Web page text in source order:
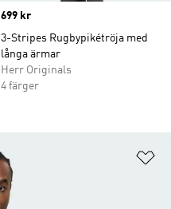
Price
699 kr
3-Stripes Rugbypikétröja med
långa ärmar
Herr Originals
4 färger